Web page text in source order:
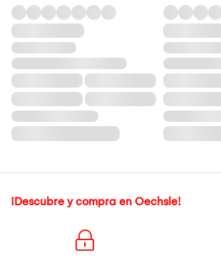
¡Descubre y compra en Oechsle!